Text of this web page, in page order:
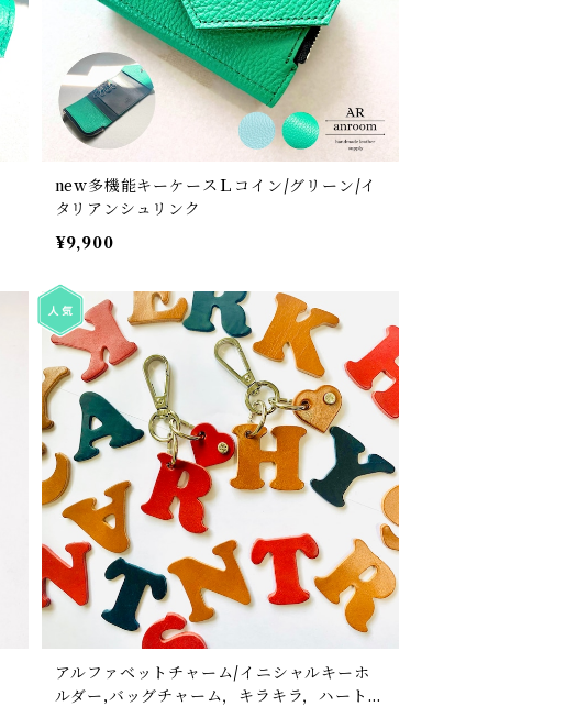
new多機能キーケースＬコイン/グリーン/イ
タリアンシュリンク
¥9,900
アルファベットチャーム/イニシャルキーホ
ルダー,バッグチャーム，キラキラ，ハートチ